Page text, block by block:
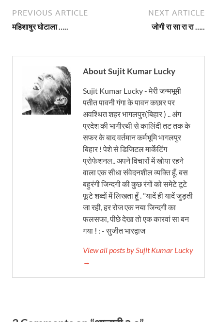
PREVIOUS ARTICLE
महिशाषुर घोटाला …..
NEXT ARTICLE
जोगी रा सा रा रा …..
About Sujit Kumar Lucky
Sujit Kumar Lucky - मेरी जन्मभूमी
पतीत पावनी गंगा के पावन कछार पर
अवश्थित शहर भागलपुर(बिहार ) .. अंग
प्रदेश की भागीरथी से कालिंदी तट तक के
सफर के बाद वर्तमान कर्मभूमि भागलपुर
बिहार ! पेशे से डिजिटल मार्केटिंग
प्रोफेशनल.. अपने विचारों में खोया रहने
वाला एक सीधा संवेदनशील व्यक्ति हूँ. बस
बहुरंगी जिन्दगी की कुछ रंगों को समेटे टूटे
फूटे शब्दों में लिखता हूँ . "यादें ही यादें जुड़ती
जा रही, हर रोज एक नया जिन्दगी का
फलसफा, पीछे देखा तो एक कारवां सा बन
गया ! : - सुजीत भारद्वाज
View all posts by Sujit Kumar Lucky
→